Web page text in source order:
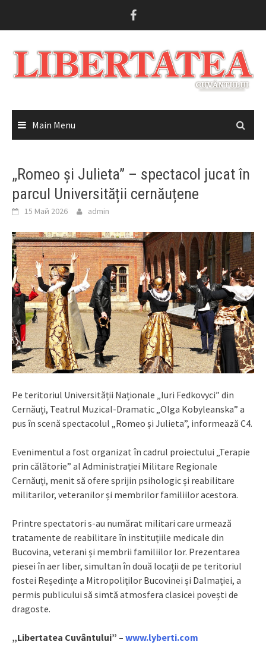
Main Menu
„Romeo și Julieta” – spectacol jucat în
parcul Universității cernăuțene
15 Май 2026 admin
Pe teritoriul Universității Naționale „Iuri Fedkovyci” din
Cernăuți, Teatrul Muzical-Dramatic „Olga Kobyleanska” a
pus în scenă spectacolul „Romeo și Julieta”, informează C4.
Evenimentul a fost organizat în cadrul proiectului „Terapie
prin călătorie” al Administrației Militare Regionale
Cernăuți, menit să ofere sprijin psihologic și reabilitare
militarilor, veteranilor și membrilor familiilor acestora.
Printre spectatori s-au numărat militari care urmează
tratamente de reabilitare în instituțiile medicale din
Bucovina, veterani și membrii familiilor lor. Prezentarea
piesei în aer liber, simultan în două locații de pe teritoriul
fostei Reședințe a Mitropoliților Bucovinei și Dalmației, a
permis publicului să simtă atmosfera clasicei povești de
dragoste.
„Libertatea Cuvântului” – www.lyberti.com